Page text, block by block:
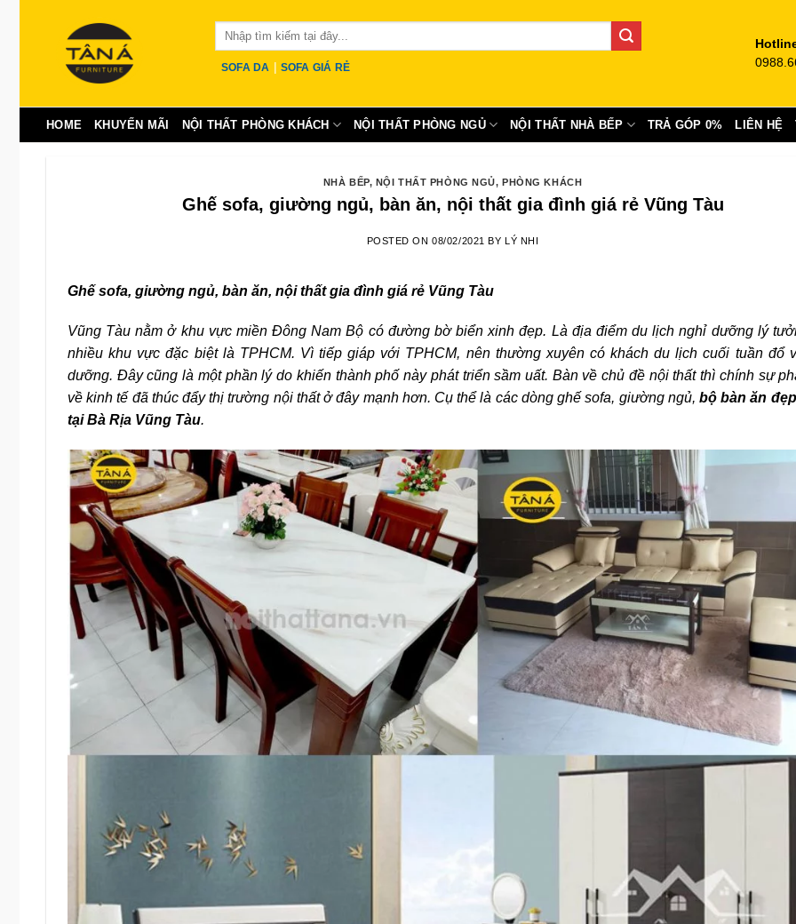
Tìm
kiếm:
SOFA DA
SOFA GIÁ RẺ
HOME KHUYẾN MÃI NỘI THẤT PHÒNG KHÁCH NỘI THẤT PHÒNG NGỦ NỘI THẤT NHÀ BẾP TRẢ GÓP 0% LIÊN HỆ
NHÀ BẾP, NỘI THẤT PHÒNG NGỦ,PHÒNG KHÁCH
Ghế sofa, giường ngủ, bàn ăn, nội thất gia đình giá rẻ Vũng Tàu
POSTED ON08/02/2021 BYLÝ NHI
Ghế sofa, giường ngủ, bàn ăn, nội thất gia đình giá rẻ Vũng Tàu
Vũng Tàu nằm ở khu vực miền Đông Nam Bộ có đường bờ biển xinh đẹp. Là địa điểm du lịch nghỉ dưỡng lý
nhiều khu vực đặc biệt là TPHCM. Vì tiếp giáp với TPHCM, nên thường xuyên có khách du lịch cuối tuần đổ
dưỡng. Đây cũng là một phần lý do khiến thành phố này phát triển sầm uất. Bàn về chủ đề nội thất thì chính sự
về kinh tế đã thúc đẩy thị trường nội thất ở đây mạnh hơn. Cụ thể là các dòng ghế sofa, giường ngủ, bộ bàn ăn
tại Bà Rịa Vũng Tàu.